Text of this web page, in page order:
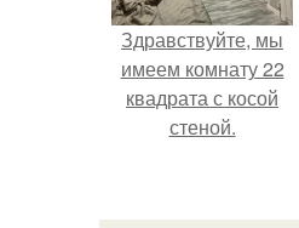
Здравствуйте, мы
имеем комнату 22
квадрата с косой
стеной.